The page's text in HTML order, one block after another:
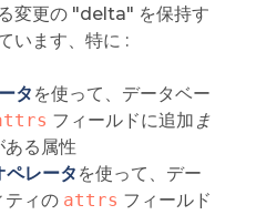
変更の "delta" を保持す
います、特に :
タ を使って、データベー
フィールドに追加 ま
る属性
ペレータ を使って、デー
ティの attrs フィールド